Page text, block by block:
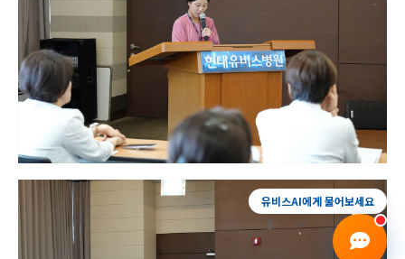
유비스AI에게 물어보세요
진료예약 증상상담 건강검진 전화안내